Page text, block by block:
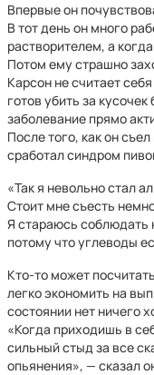
Впервые он
В тот день он много
растворителем, а
Потом ему страшно
Карсон не считает
готов убить за
заболевание прямо
После того, как он
сработал синдром
«Так я невольно стал
Стоит мне съесть
Я стараюсь соблюдать
потому что углеводы
Кто-то может
легко экономить на
состоянии нет ничего
«Когда приходишь в
сильный стыд за все
опьянения», — сказал